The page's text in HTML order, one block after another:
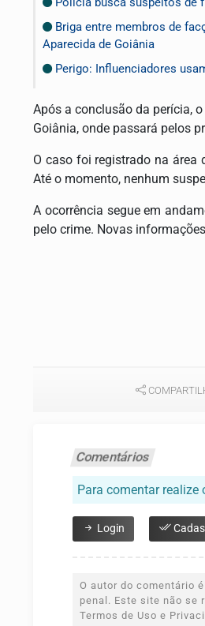
Briga entre membros de
Aparecida de Goiânia
Perigo: Influenciadores
Após a conclusão da perícia,
Goiânia, onde passará pelos
O caso foi registrado na área
Até o momento, nenhum
A ocorrência segue em
pelo crime. Novas
Comentários
Para comentar realize
Login
O autor do comentário
penal. Este site não se
Termos de Uso e